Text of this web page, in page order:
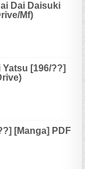
Dai Daisuki
Mf)
[196/??]
[Manga] PDF